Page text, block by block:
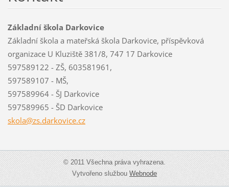
Základní škola Darkovice
Základní škola a mateřská škola Darkovice, příspěvková
organizace U Kluziště 381/8, 747 17 Darkovice
597589122 - ZŠ, 603581961,
597589107 - MŠ,
597589964 - ŠJ Darkovice
597589965 - ŠD Darkovice
skola@zs.darkovice.cz
© 2011 Všechna práva vyhrazena.
Vytvořeno službouWebnode